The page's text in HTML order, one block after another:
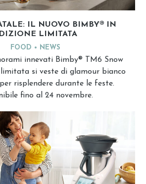
IL NUOVO BIMBY® IN
LIMITATA
FOOD NEWS
innevati Bimby® TM6 Snow
si veste di glamour bianco
risplendere durante le feste.
fino al 24 novembre.